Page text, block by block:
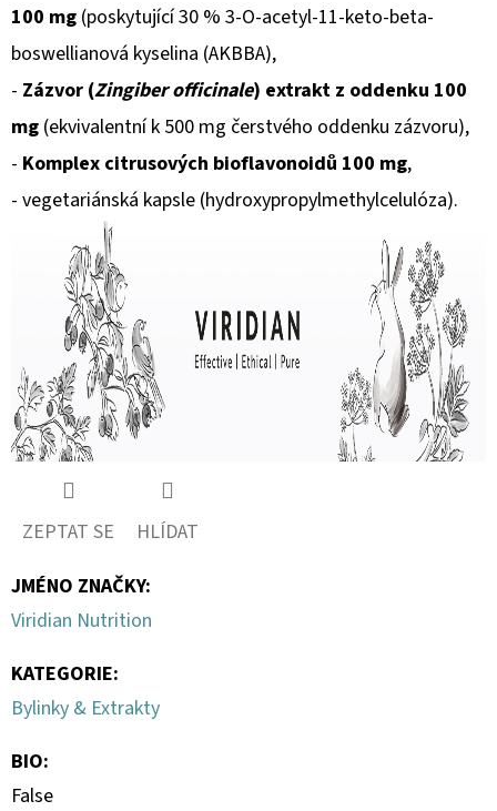
100 mg (poskytující 30 % 3-O-acetyl-11-keto-beta-
boswellianová kyselina (AKBBA),
- Zázvor (Zingiber officinale) extrakt z oddenku 100
mg (ekvivalentní k 500 mg čerstvého oddenku zázvoru),
- Komplex citrusových bioflavonoidů 100 mg,
- vegetariánská kapsle (hydroxypropylmethylcelulóza).
ZEPTAT SE
HLÍDAT
JMÉNO ZNAČKY:
Viridian Nutrition
KATEGORIE:
Bylinky & Extrakty
BIO:
False